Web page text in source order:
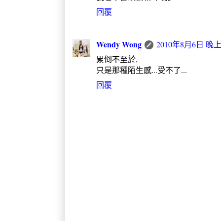
回覆
Wendy Wong
2010年8月6日 晚
累倒不至於,
只是那種陌生感...受不了...
回覆